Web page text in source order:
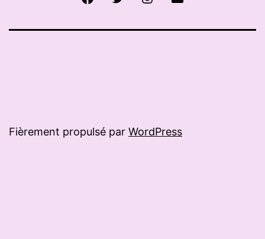
Fièrement propulsé par WordPress